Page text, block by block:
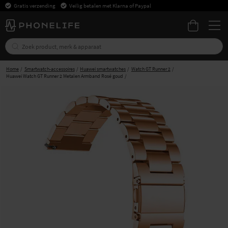
Gratis verzending Veilig betalen met Klarna of Paypal
Home Smartwatch-accessoires Huawei smartwatches
Watch GT Runner 2
Huawei Watch GT Runner 2 Metalen Armband Rosé goud